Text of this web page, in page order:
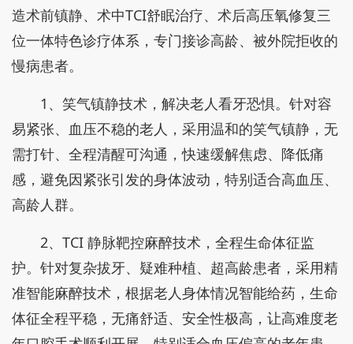
造术前镇静、术中TCI舒眠治疗、术后高压氧修复三
位一体特色诊疗体系，专门接诊高龄、被外院拒收的
慢病患者。
1、笑气镇静技术，解决老人看牙恐惧。针对容
易紧张、血压不稳的老人，采用温和的笑气镇静，无
需打针、全程清醒可沟通，快速缓解焦虑、降低痛
感，避免因紧张引发的身体波动，特别适合高血压、
高龄人群。
2、TCI 静脉靶控麻醉技术，全程生命体征监
护。针对复杂拔牙、疑难种植、超高龄患者，采用精
准智能麻醉技术，根据老人身体情况智能给药，生命
体征全程平稳，无痛舒适、安全性极高，让高难度老